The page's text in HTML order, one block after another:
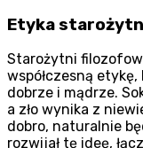
Etyka
Starożytni
współczesną
dobrze i mądrze.
a zło wynika z
dobro, naturalnie
rozwijał tę ideę,